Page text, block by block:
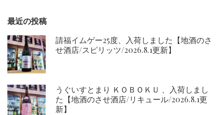
最近の投稿
請福イムゲー25度、入荷しました【地酒のさ
せ酒店/スピリッツ/2026.8.1更新】
うぐいすとまり ＫＯＢＯＫＵ 、入荷しまし
た【地酒のさせ酒店/リキュール/2026.8.1更
新】